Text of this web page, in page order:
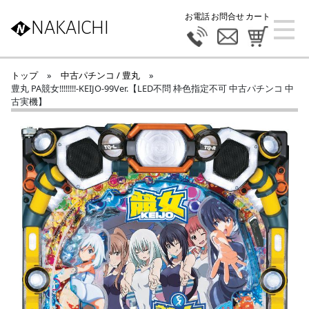
NAKAICHI
お電話お問合せカート
トップ » 中古パチンコ / 豊丸
»
豊丸 PA競女!!!!!!!!-KEIJO-99Ver.【LED不問 枠色指定不可 中古パチンコ 中
古実機】